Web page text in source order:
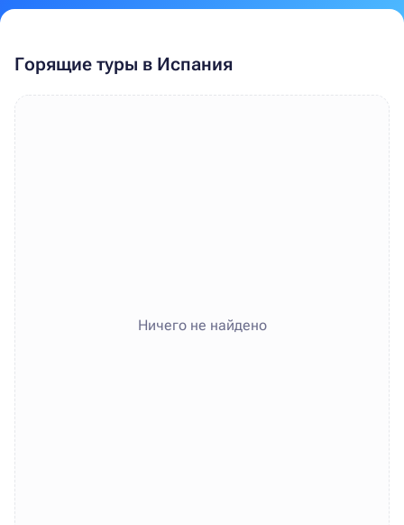
Горящие туры в Испания
Ничего не найдено